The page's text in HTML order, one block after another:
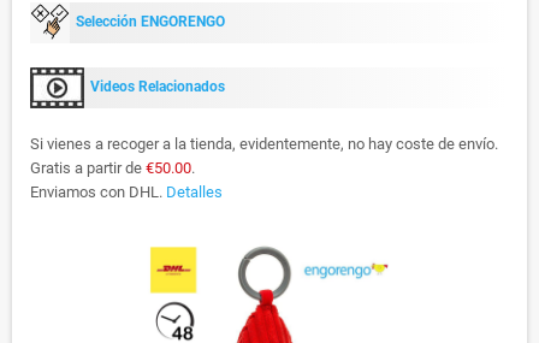
Selección ENGORENGO
Videos Relacionados
Si vienes a recoger a la tienda, evidentemente, no hay coste de envío.
Gratis a partir de €50.00.
Enviamos con DHL. Detalles